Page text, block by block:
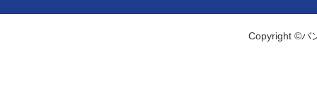
Copyright ©バ